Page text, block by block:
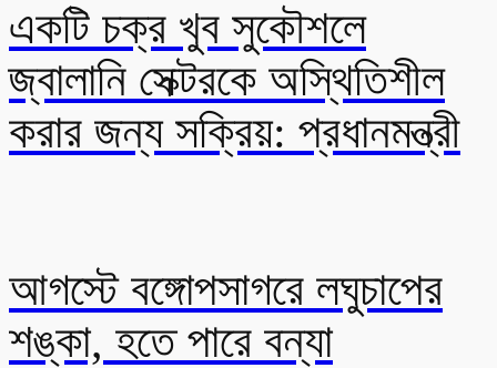
একটি চক্র খুব সুকৌশলে
জ্বালানি সেক্টরকে অস্থিতিশীল
করার জন্য সক্রিয়: প্রধানমন্ত্রী
আগস্টে বঙ্গোপসাগরে লঘুচাপের
শঙ্কা, হতে পারে বন্যা